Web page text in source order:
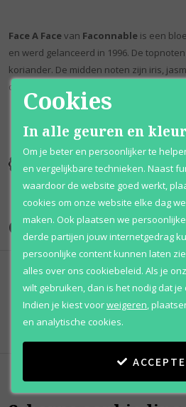
Face A Facevan Faconnable is een
en werd gelanceerd in 1996. De
koriander. De midden noten zijn iris,
de basisnoten zijn amber, patchouli en
Kortingen
tot wel 70%
Al 12
Onze merken
Cookies
In alle geuren en
Om je beter en persoonlijker te
en vergelijkbare technieken. Naast
waardoor de website goed werkt,
cookies om onze website elke dag
maken. Ook plaatsen we
derde partijen jouw internetgedrag
persoonlijke content kunnen laten
alles over ons cookiebeleid. Als je
wilt gebruiken, dan is het nodig dat
Indien je kiest voorweigeren
en analytische cookies.